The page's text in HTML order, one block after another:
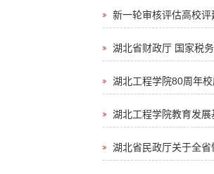
新一轮审核评估高校
湖北省财政厅 国家税
湖北工程学院80周年
湖北工程学院教育发
湖北省民政厅关于全